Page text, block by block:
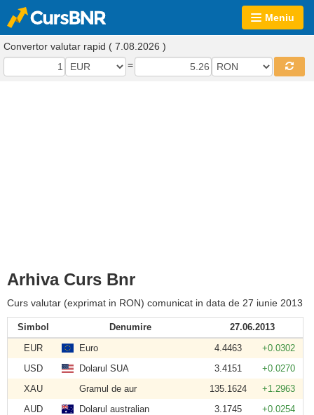
Meniu
Convertor valutar rapid ( 7.08.2026 )
=
Arhiva Curs Bnr
Curs valutar (exprimat in RON) comunicat in data de 27 iunie 2013
Simbol Denumire
27.06.2013
EUR
Euro 4.4463
+0.0302
USD
Dolarul SUA 3.4151
+0.0270
XAU
Gramul de aur 135.1624
+1.2963
AUD
Dolarul australian 3.1745
+0.0254